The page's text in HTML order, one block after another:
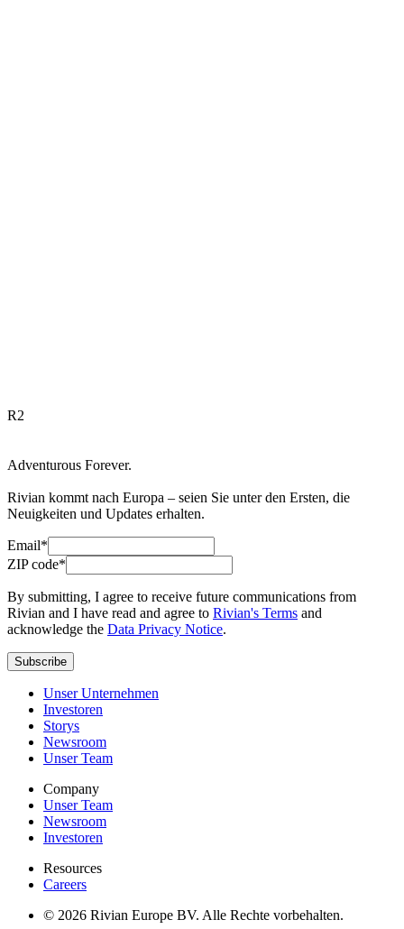
R2
Adventurous Forever.
Rivian kommt nach Europa – seien Sie unter den Ersten, die
Neuigkeiten und Updates erhalten.
Email*
ZIP code*
By submitting, I agree to receive future communications from
Rivian and I have read and agree to Rivian's Terms and
acknowledge the Data Privacy Notice.
Subscribe
Unser Unternehmen
Investoren
Storys
Newsroom
Unser Team
Company
Unser Team
Newsroom
Investoren
Resources
Careers
© 2026 Rivian Europe BV. Alle Rechte vorbehalten.